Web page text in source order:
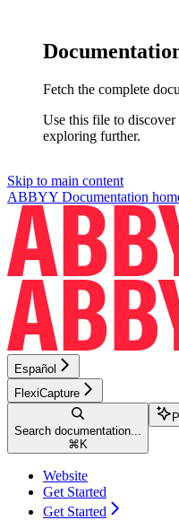
Fetch the complete
Use this file to
exploring further.
Skip to main content
ABBYY Documentation
Español
FlexiCapture
Search documentation...
⌘ K
Website
Get Started
Get Started